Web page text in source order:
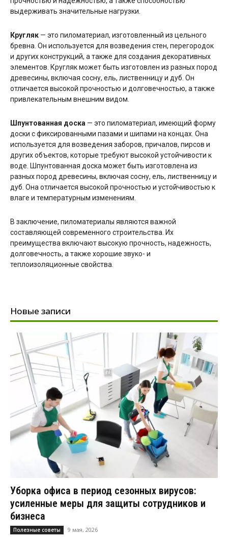
выдерживать значительные нагрузки.
Кругляк — это пиломатериал, изготовленный из цельного
бревна. Он используется для возведения стен, перегородок
и других конструкций, а также для создания декоративных
элементов. Кругляк может быть изготовлен из разных пород
древесины, включая сосну, ель, лиственницу и дуб. Он
отличается высокой прочностью и долговечностью, а также
привлекательным внешним видом.
Шпунтованная доска — это пиломатериал, имеющий форму
доски с фиксированными пазами и шипами на концах. Она
используется для возведения заборов, причалов, пирсов и
других объектов, которые требуют высокой устойчивости к
воде. Шпунтованная доска может быть изготовлена из
разных пород древесины, включая сосну, ель, лиственницу и
дуб. Она отличается высокой прочностью и устойчивостью к
влаге и температурным изменениям.
В заключение, пиломатериалы являются важной
составляющей современного строительства. Их
преимущества включают высокую прочность, надежность,
долговечность, а также хорошие звуко- и
теплоизоляционные свойства.
Новые записи
Уборка офиса в период сезонных вирусов:
усиленные меры для защиты сотрудников и
бизнеса
Полезные советы 9 мая, 2026